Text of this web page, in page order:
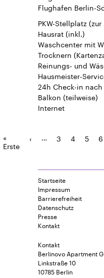
Flughafen Berlin-
PKW-Stellplatz
Hausrat(inkl.)
Waschcenter mit
Trocknern
Reinungs- und
Hausmeister-
24h Check-in
Balkon (teilweise)
Internet
«
Erste
‹ … 3 4 5 6
Startseite
Impressum
Barrierefreiheit
Datenschutz
Presse
Kontakt
Kontakt
Berlinovo Apartment
Linkstraße 10
10785 Berlin